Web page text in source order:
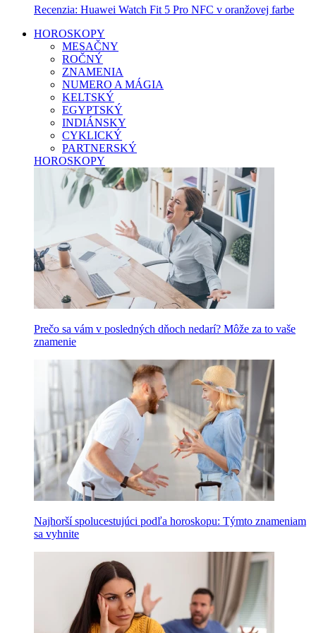
Recenzia: Huawei Watch Fit 5 Pro NFC v oranžovej farbe
HOROSKOPY
MESAČNY
ROČNÝ
ZNAMENIA
NUMERO A MÁGIA
KELTSKÝ
EGYPTSKÝ
INDIÁNSKY
CYKLICKÝ
PARTNERSKÝ
HOROSKOPY
Prečo sa vám v posledných dňoch nedarí? Môže za to vaše
znamenie
Najhorší spolucestujúci podľa horoskopu: Týmto znameniam
sa vyhnite